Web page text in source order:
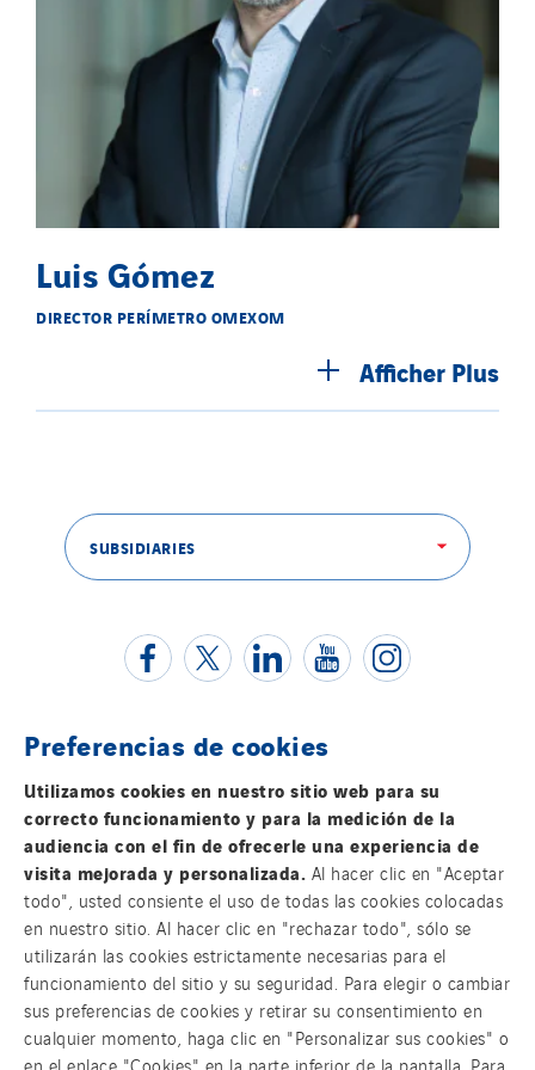
Luis Gómez
DIRECTOR PERÍMETRO OMEXOM
AfficherPlus
SUBSIDIARIES
Contacta con nosotros
Información legal
Política de privacidad
Accesibilidad
Sistema Interno de Información
Morocco
Netherlands
Nordic countries
Norway
Poland
Portugal
Romania
Preferencias de cookies
Utilizamos cookies en nuestro sitio web para su
correcto funcionamiento y para la medición de la
audiencia con el fin de ofrecerle una experiencia de
visita mejorada y personalizada. Al hacer clic en "Aceptar
todo", usted consiente el uso de todas las cookies colocadas
en nuestro sitio. Al hacer clic en "rechazar todo", sólo se
utilizarán las cookies estrictamente necesarias para el
funcionamiento del sitio y su seguridad. Para elegir o cambiar
sus preferencias de cookies y retirar su consentimiento en
cualquier momento, haga clic en "Personalizar sus cookies" o
en el enlace "Cookies" en la parte inferior de la pantalla. Para